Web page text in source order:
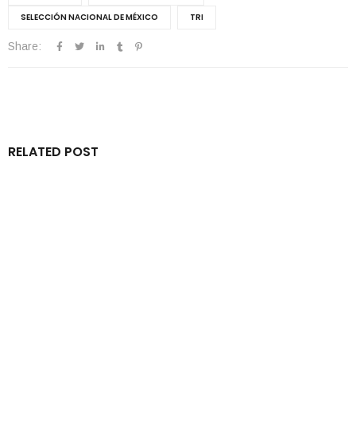
SELECCIÓN NACIONAL DE MÉXICO
TRI
Share:
RELATED POST